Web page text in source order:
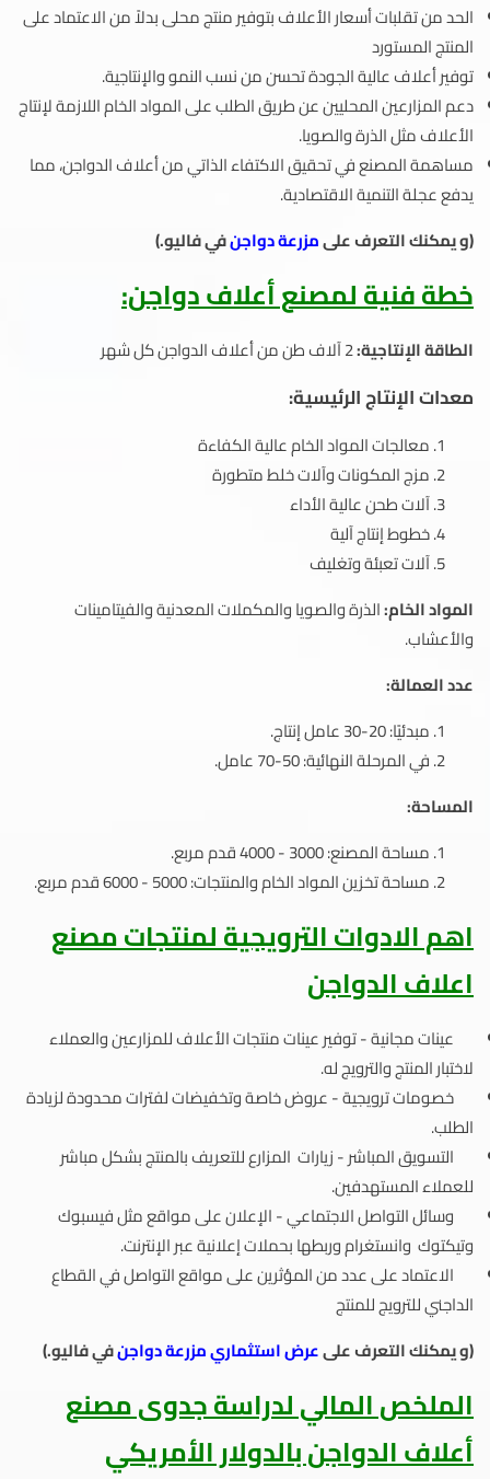
الحد من تقلبات أسعار الأعلاف بتوفير منتج محلى بدلاً من الاعتماد على
المنتج المستورد
توفير أعلاف عالية الجودة تحسن من نسب النمو والإنتاجية.
دعم المزارعين المحليين عن طريق الطلب على المواد الخام اللازمة لإنتاج
الأعلاف مثل الذرة والصويا.
مساهمة المصنع في تحقيق الاكتفاء الذاتي من أعلاف الدواجن، مما
يدفع عجلة التنمية الاقتصادية.
(و يمكنك التعرف علىمزرعة دواجنفي فاليو.)
خطة فنية لمصنع أعلاف دواجن:
الطاقة الإنتاجية:
معدات الإنتاج الرئيسية:
معالجات المواد الخام عالية الكفاءة
مزج المكونات وآلات خلط متطورة
آلات طحن عالية الأداء
خطوط إنتاج آلية
آلات تعبئة وتغليف
المواد الخام:الذرة والصويا والمكملات المعدنية والفيتامينات
والأعشاب.
عدد العمالة:
مبدئيًا: 20-30 عامل إنتاج.
في المرحلة النهائية: 50-70 عامل.
المساحة:
مساحة المصنع: 3000 - 4000 قدم مربع.
مساحة تخزين المواد الخام والمنتجات: 5000 - 6000 قدم مربع.
اهم الادوات الترويجية لمنتجات مصنع
اعلاف الدواجن
عينات مجانية - توفير عينات منتجات الأعلاف للمزارعين والعملاء
لاختبار المنتج والترويج له.
خصومات ترويجية - عروض خاصة وتخفيضات لفترات محدودة لزيادة
الطلب.
التسويق المباشر - زيارات المزارع للتعريف بالمنتج بشكل مباشر
للعملاء المستهدفين.
وسائل التواصل الاجتماعي - الإعلان على مواقع مثل فيسبوك
وتيكتوك وانستغرام وربطها بحملات إعلانية عبر الإنترنت.
الاعتماد على عدد من المؤثرين على مواقع التواصل في القطاع
الداجني للترويج للمنتج
(و يمكنك التعرف علىعرض استثماري مزرعة دواجنفي فاليو.)
الملخص المالي لدراسة جدوى مصنع
أعلاف الدواجن بالدولار الأمريكي